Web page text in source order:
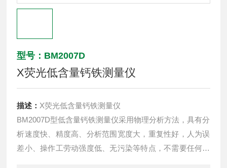
型号：BM2007D
X荧光低含量钙铁测量仪
描述： X荧光低含量钙铁测量仪
BM2007D型低含量钙铁测量仪采用物理分析方法，具有分
析速度快、精度高、分析范围宽度大，重复性好，人为误
差小、操作工劳动强度低、无污染等特点，不需要任何化